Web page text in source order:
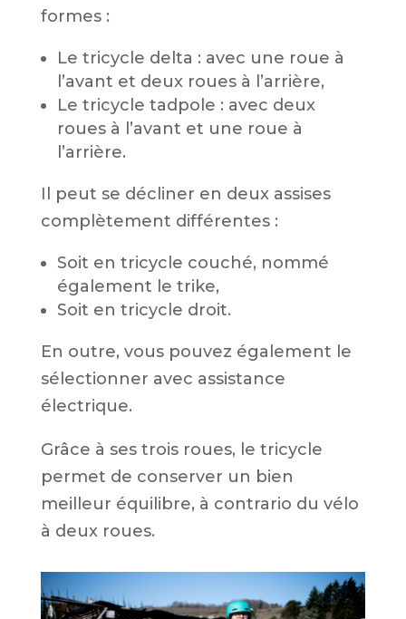
formes :
Le tricycle delta : avec une roue à
l’avant et deux roues à l’arrière,
Le tricycle tadpole : avec deux
roues à l’avant et une roue à
l’arrière.
Il peut se décliner en deux assises
complètement différentes :
Soit en tricycle couché, nommé
également le trike,
Soit en tricycle droit.
En outre, vous pouvez également le
sélectionner avec assistance
électrique.
Grâce à ses trois roues, le tricycle
permet de conserver un bien
meilleur équilibre, à contrario du vélo
à deux roues.